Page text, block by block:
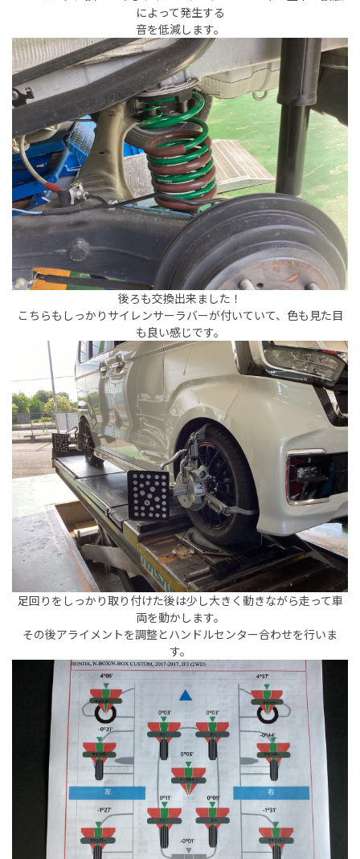
によって発生する
音を低減します。
後ろも交換出来ました！
こちらもしっかりサイレンサーラバーが付いていて、色も見た目
も良い感じです。
足回りをしっかり取り付けた後は少し大きく動きながら走って車
両を動かします。
その後アライメントを調整とハンドルセンター合わせを行いま
す。